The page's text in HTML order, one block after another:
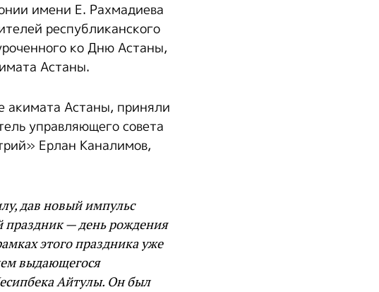
имени Е. Рахмадиева
республиканского
ко Дню Астаны,
Астаны.
акимата Астаны, приняли
управляющего совета
Ерлан Каналимов,
дав новый импульс
праздник — день рождения
этого праздника уже
выдающегося
Айтулы. Он был